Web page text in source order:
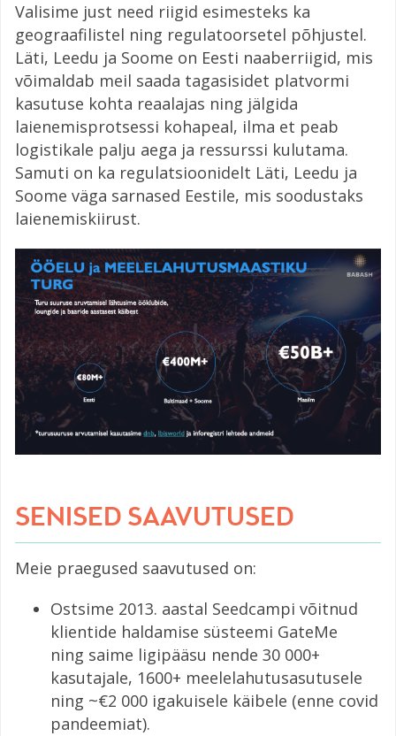
Valisime just need riigid esimesteks ka
geograafilistel ning regulatoorsetel põhjustel.
Läti, Leedu ja Soome on Eesti naaberriigid, mis
võimaldab meil saada tagasisidet platvormi
kasutuse kohta reaalajas ning jälgida
laienemisprotsessi kohapeal, ilma et peab
logistikale palju aega ja ressurssi kulutama.
Samuti on ka regulatsioonidelt Läti, Leedu ja
Soome väga sarnased Eestile, mis soodustaks
laienemiskiirust.
SENISED SAAVUTUSED
Meie praegused saavutused on:
Ostsime 2013. aastal Seedcampi võitnud
klientide haldamise süsteemi GateMe
ning saime ligipääsu nende 30 000+
kasutajale, 1600+ meelelahutusasutusele
ning ~€2 000 igakuisele käibele (enne covid
pandeemiat).